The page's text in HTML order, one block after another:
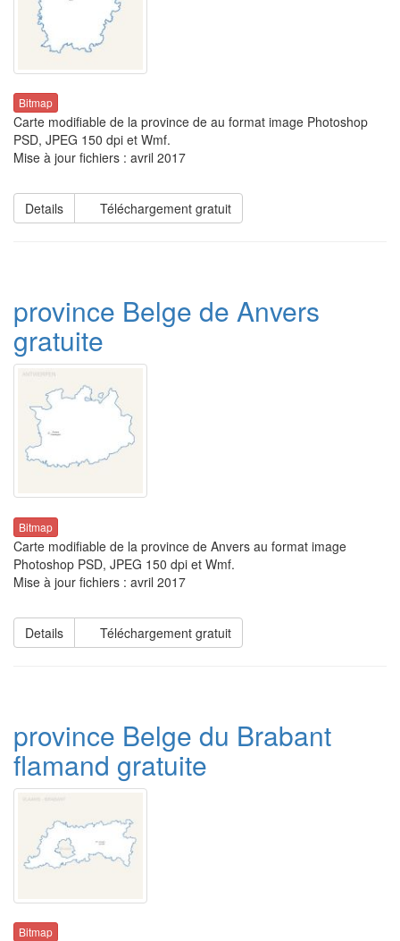
Bitmap
Carte modifiable de la province de au format image Photoshop
PSD, JPEG 150 dpi et Wmf.
Mise à jour fichiers : avril 2017
Details Téléchargement gratuit
province Belge de Anvers
gratuite
Bitmap
Carte modifiable de la province de Anvers au format image
Photoshop PSD, JPEG 150 dpi et Wmf.
Mise à jour fichiers : avril 2017
Details Téléchargement gratuit
province Belge du Brabant
flamand gratuite
Bitmap